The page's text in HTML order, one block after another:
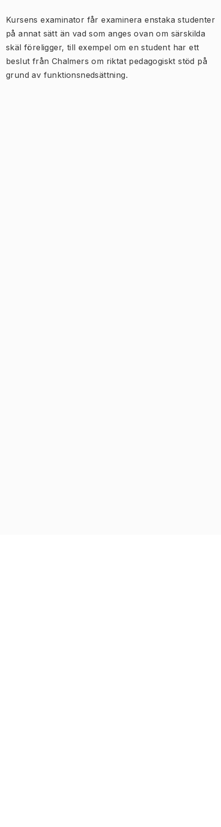
Kursens examinator får examinera enstaka studenter
på annat sätt än vad som anges ovan om särskilda
skäl föreligger, till exempel om en student har ett
beslut från Chalmers om riktat pedagogiskt stöd på
grund av funktionsnedsättning.